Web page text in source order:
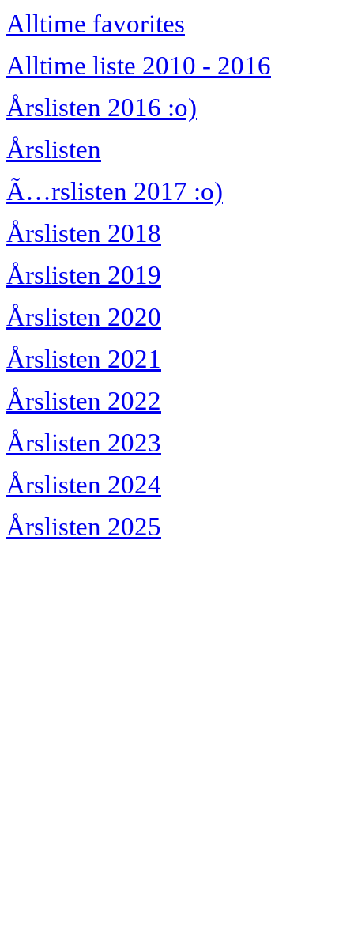
Alltime favorites
Alltime liste 2010 - 2016
Årslisten 2016 :o)
Årslisten
Ã…rslisten 2017 :o)
Årslisten 2018
Årslisten 2019
Årslisten 2020
Årslisten 2021
Årslisten 2022
Årslisten 2023
Årslisten 2024
Årslisten 2025